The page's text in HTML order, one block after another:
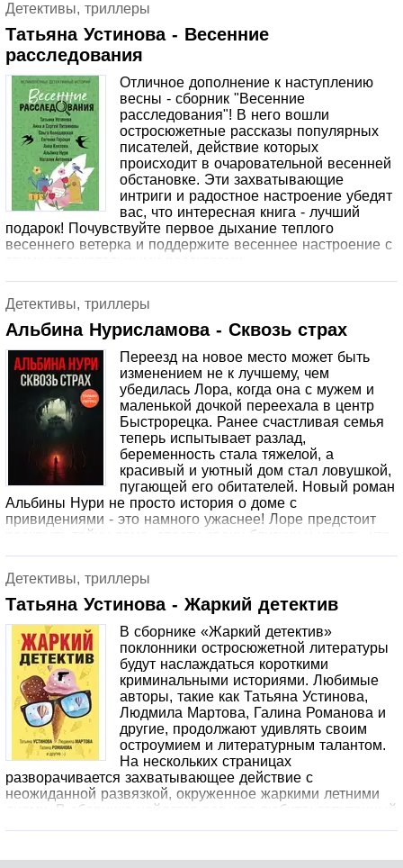
замечательной книги!
Детективы, триллеры
Татьяна Устинова - Весенние
расследования
Отличное дополнение к наступлению
весны - сборник "Весенние
расследования"! В него вошли
остросюжетные рассказы популярных
писателей, действие которых
происходит в очаровательной весенней
обстановке. Эти захватывающие
интриги и радостное настроение убедят
вас, что интересная книга - лучший
подарок! Почувствуйте первое дыхание теплого
весеннего ветерка и поддержите весеннее настроение с
Детективы, триллеры
Альбина Нурисламова - Сквозь страх
Переезд на новое место может быть
изменением не к лучшему, чем
убедилась Лора, когда она с мужем и
маленькой дочкой переехала в центр
Быстрорецка. Ранее счастливая семья
теперь испытывает разлад,
беременность стала тяжелой, а
красивый и уютный дом стал ловушкой,
пугающей его обитателей. Новый роман
Альбины Нури не просто история о доме с
привидениями - это намного ужаснее! Лоре предстоит
раскрыть тайну дома, спасти своих близких и узнать, что
Детективы, триллеры
Татьяна Устинова - Жаркий детектив
В сборнике «Жаркий детектив»
поклонники остросюжетной литературы
будут наслаждаться короткими
криминальными историями. Любимые
авторы, такие как Татьяна Устинова,
Людмила Мартова, Галина Романова и
другие, продолжают удивлять своим
остроумием и литературным талантом.
На нескольких страницах
разворачивается захватывающее действие с
неожиданной развязкой, окруженное жаркими летними
днями. В сборнике найдется все, что любите: запутанный
всех!